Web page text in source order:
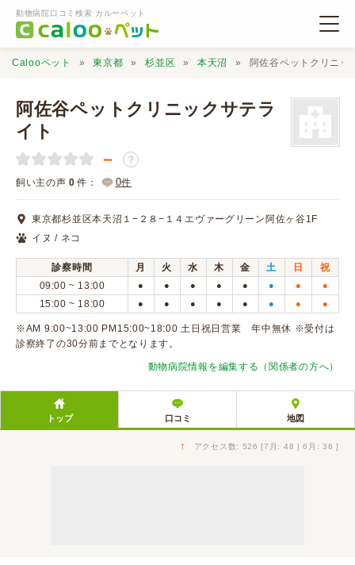
動物病院口コミ検索 カルーペット
動物病院検索
口コミ投稿
Calooペット 東京都 杉並区 本天沼 阿佐谷ペットクリニッ
阿佐谷ペットクリニックサテラ
イト
－ ？
飼い主の声 0 件： 0件
東京都杉並区本天沼１−２８−１４エヴァーグリーン阿佐ヶ谷1F
イヌ / ネコ
診察時間 月 火 水 木 金 土 日
祝
09:00 ~ 13:00
● ● ● ● ● ● ● ●
15:00 ~ 18:00 ● ● ● ● ● ● ● ●
※AM 9:00~13:00 PM15:00~18:00 土日祝日営業 年中無休 ※受付は
診察終了の30分前までとなります。
動物病院情報を編集する（関係者の方へ）
トップ 口コミ 地図
↑ アクセス数: 526 [7月: 48 | 6月: 36 ]